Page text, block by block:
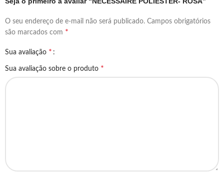
O seu endereço de e-mail não será publicado. Campos obrigatórios
são marcados com *
Sua avaliação *
Sua avaliação sobre o produto *